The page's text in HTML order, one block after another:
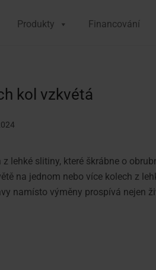
Produkty Financování
kol vzkvétá
lehké slitiny, které škrábne o
na jednom nebo více kolech z
namísto výměny prospívá nejen